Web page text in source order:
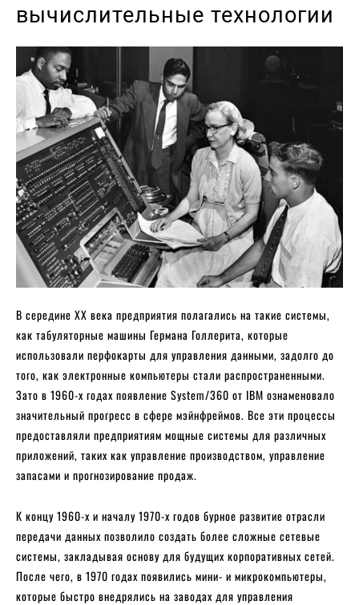
вычислительные технологии
В середине XX века предприятия полагались на такие системы,
как табуляторные машины Германа Голлерита, которые
использовали перфокарты для управления данными, задолго до
того, как электронные компьютеры стали распространенными.
Зато в 1960-х годах появление System/360 от IBM ознаменовало
значительный прогресс в сфере мэйнфреймов. Все эти процессы
предоставляли предприятиям мощные системы для различных
приложений, таких как управление производством, управление
запасами и прогнозирование продаж.
К концу 1960-х и началу 1970-х годов бурное развитие отрасли
передачи данных позволило создать более сложные сетевые
системы, закладывая основу для будущих корпоративных сетей.
После чего, в 1970 годах появились мини- и микрокомпьютеры,
которые быстро внедрялись на заводах для управления